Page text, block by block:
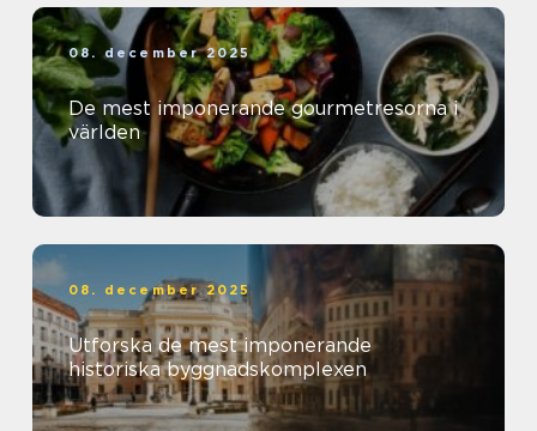
08. december 2025
De mest imponerande gourmetresorna i
världen
08. december 2025
Utforska de mest imponerande
historiska byggnadskomplexen